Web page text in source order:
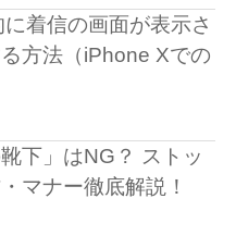
着信の画面が表示さ
方法（iPhone Xでの
下」はNG？ ストッ
マナー徹底解説！